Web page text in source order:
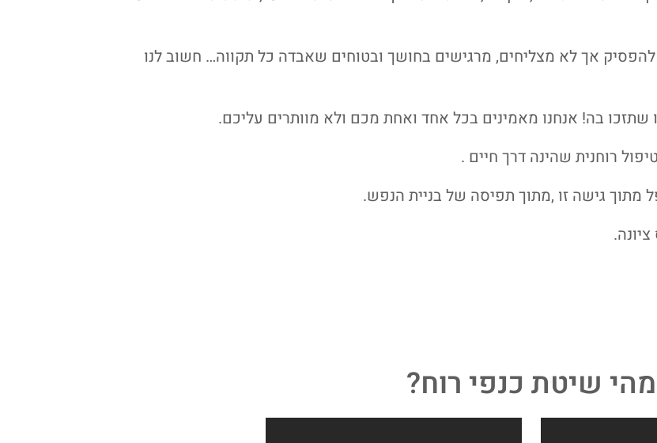
אך לא מצליחים, מרגישים בחושך ובטוחים שאבדה כל תקווה… חשוב לנו
שתזכו בה! אנחנו מאמינים בכל אחד ואחת מכם ולא מוותרים עליכם.
רוחנית שהינה דרך חיים .
מתוך גישה זו ,מתוך תפיסה של בניית הנפש.
מהי שיטת כנפי רוח?